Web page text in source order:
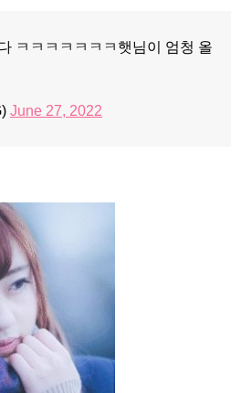
ㅋㅋㅋㅋㅋㅋㅋ햇님이 엄청 올
June 27, 2022